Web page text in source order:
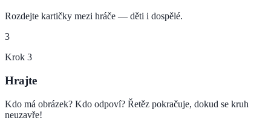
Rozdejte kartičky mezi hráče — děti i dospělé.
3
Krok 3
Hrajte
Kdo má obrázek? Kdo odpoví? Řetěz pokračuje, dokud se kruh
neuzavře!